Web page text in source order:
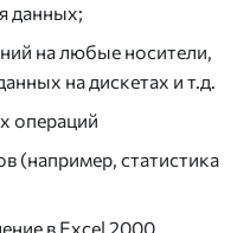
данных;
на любые носители,
на дискетах и т.д.
операций
(например, статистика
в Excel 2000